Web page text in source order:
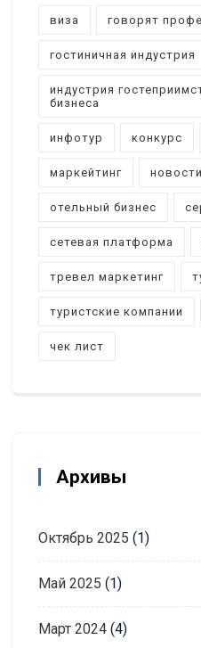
виза говорят
гостиничная индустрия
индустрия
бизнеса
инфотур конкурс
маркейтинг новости
отельный бизнес
сетевая платформа
тревел маркетинг
туристские компании
чек лист
Архивы
Октябрь 2025 (1)
Май 2025 (1)
Март 2024 (4)